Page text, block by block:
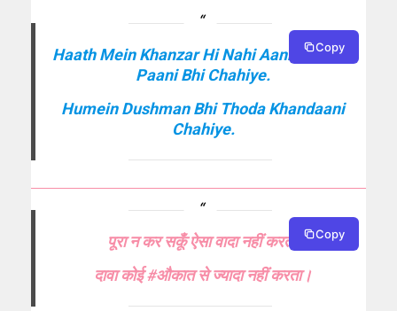
Haath Mein Khanzar Hi Nahi Aankho Mein
Paani Bhi Chahiye.
Humein Dushman Bhi Thoda Khandaani
Chahiye.
Copy
पूरा न कर सकूँ ऐसा वादा नहीं करता,
दावा कोई #औकात से ज्यादा नहीं करता।
Copy